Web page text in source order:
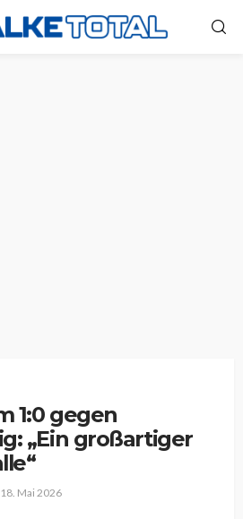
1:0 gegen
„Ein großartiger
18. Mai 2026